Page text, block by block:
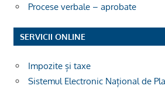
Procese verbale – aprobate
SERVICII ONLINE
Impozite și taxe
Sistemul Electronic Național de